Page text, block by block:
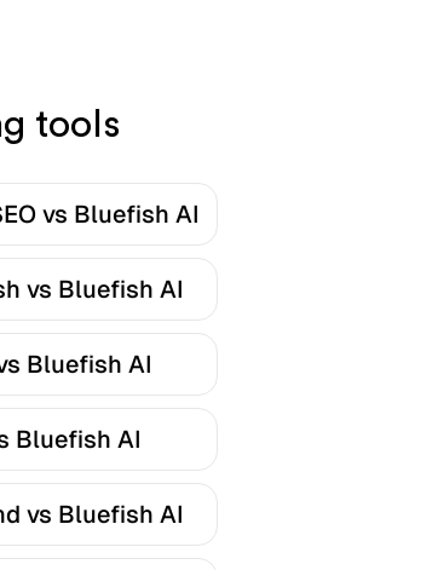
tools
vs Bluefish AI
vs Bluefish AI
Bluefish AI
Bluefish AI
vs Bluefish AI